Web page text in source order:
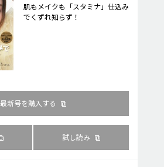
肌もメイクも「スタミナ」仕込み
でくずれ知らず！
最新号を購入する
試し読み